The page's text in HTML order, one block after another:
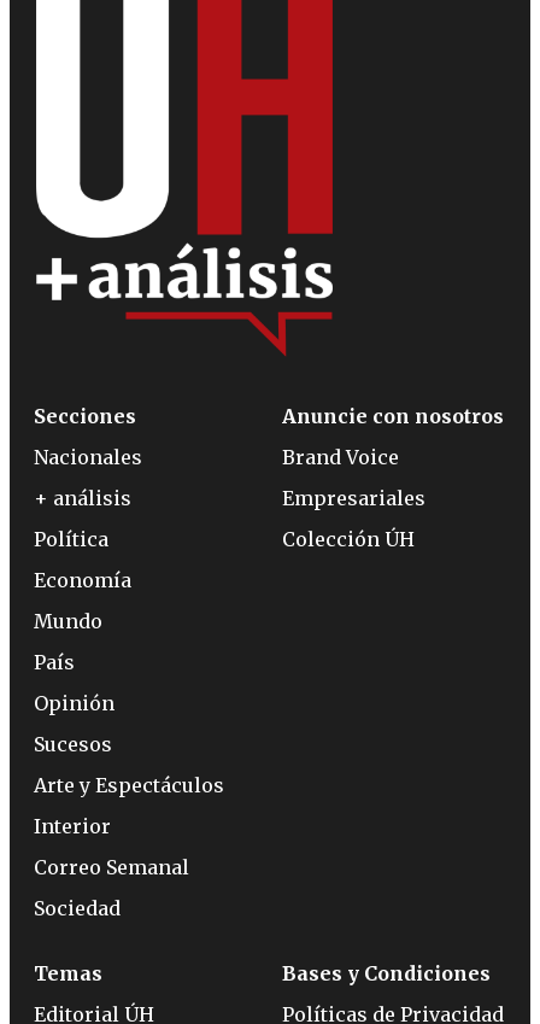
Secciones
Nacionales
+ análisis
Política
Economía
Mundo
País
Opinión
Sucesos
Arte y Espectáculos
Interior
Correo Semanal
Sociedad
Anuncie con nosotros
Brand Voice
Empresariales
Colección ÚH
Temas
Editorial ÚH
Bases y Condiciones
Políticas de Privacidad